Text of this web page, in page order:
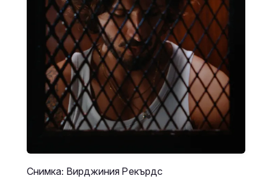
Снимка: Вирджиния Рекърдс